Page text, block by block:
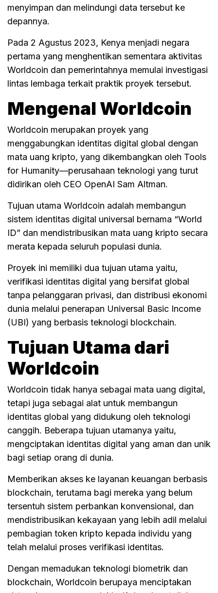
menyimpan dan melindungi data tersebut ke
depannya.
Pada 2 Agustus 2023, Kenya menjadi negara
pertama yang menghentikan sementara aktivitas
Worldcoin dan pemerintahnya memulai investigasi
lintas lembaga terkait praktik proyek tersebut.
Mengenal Worldcoin
Worldcoin merupakan proyek yang
menggabungkan identitas digital global dengan
mata uang kripto, yang dikembangkan oleh Tools
for Humanity—perusahaan teknologi yang turut
didirikan oleh CEO OpenAI Sam Altman.
Tujuan utama Worldcoin adalah membangun
sistem identitas digital universal bernama “World
ID” dan mendistribusikan mata uang kripto secara
merata kepada seluruh populasi dunia.
Proyek ini memiliki dua tujuan utama yaitu,
verifikasi identitas digital yang bersifat global
tanpa pelanggaran privasi, dan distribusi ekonomi
dunia melalui penerapan Universal Basic Income
(UBI) yang berbasis teknologi blockchain.
Tujuan Utama dari
Worldcoin
Worldcoin tidak hanya sebagai mata uang digital,
tetapi juga sebagai alat untuk membangun
identitas global yang didukung oleh teknologi
canggih. Beberapa tujuan utamanya yaitu,
mengciptakan identitas digital yang aman dan unik
bagi setiap orang di dunia.
Memberikan akses ke layanan keuangan berbasis
blockchain, terutama bagi mereka yang belum
tersentuh sistem perbankan konvensional, dan
mendistribusikan kekayaan yang lebih adil melalui
pembagian token kripto kepada individu yang
telah melalui proses verifikasi identitas.
Dengan memadukan teknologi biometrik dan
blockchain, Worldcoin berupaya menciptakan